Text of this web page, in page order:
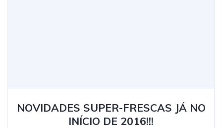
NOVIDADES SUPER-FRESCAS JÁ NO
INÍCIO DE 2016!!!